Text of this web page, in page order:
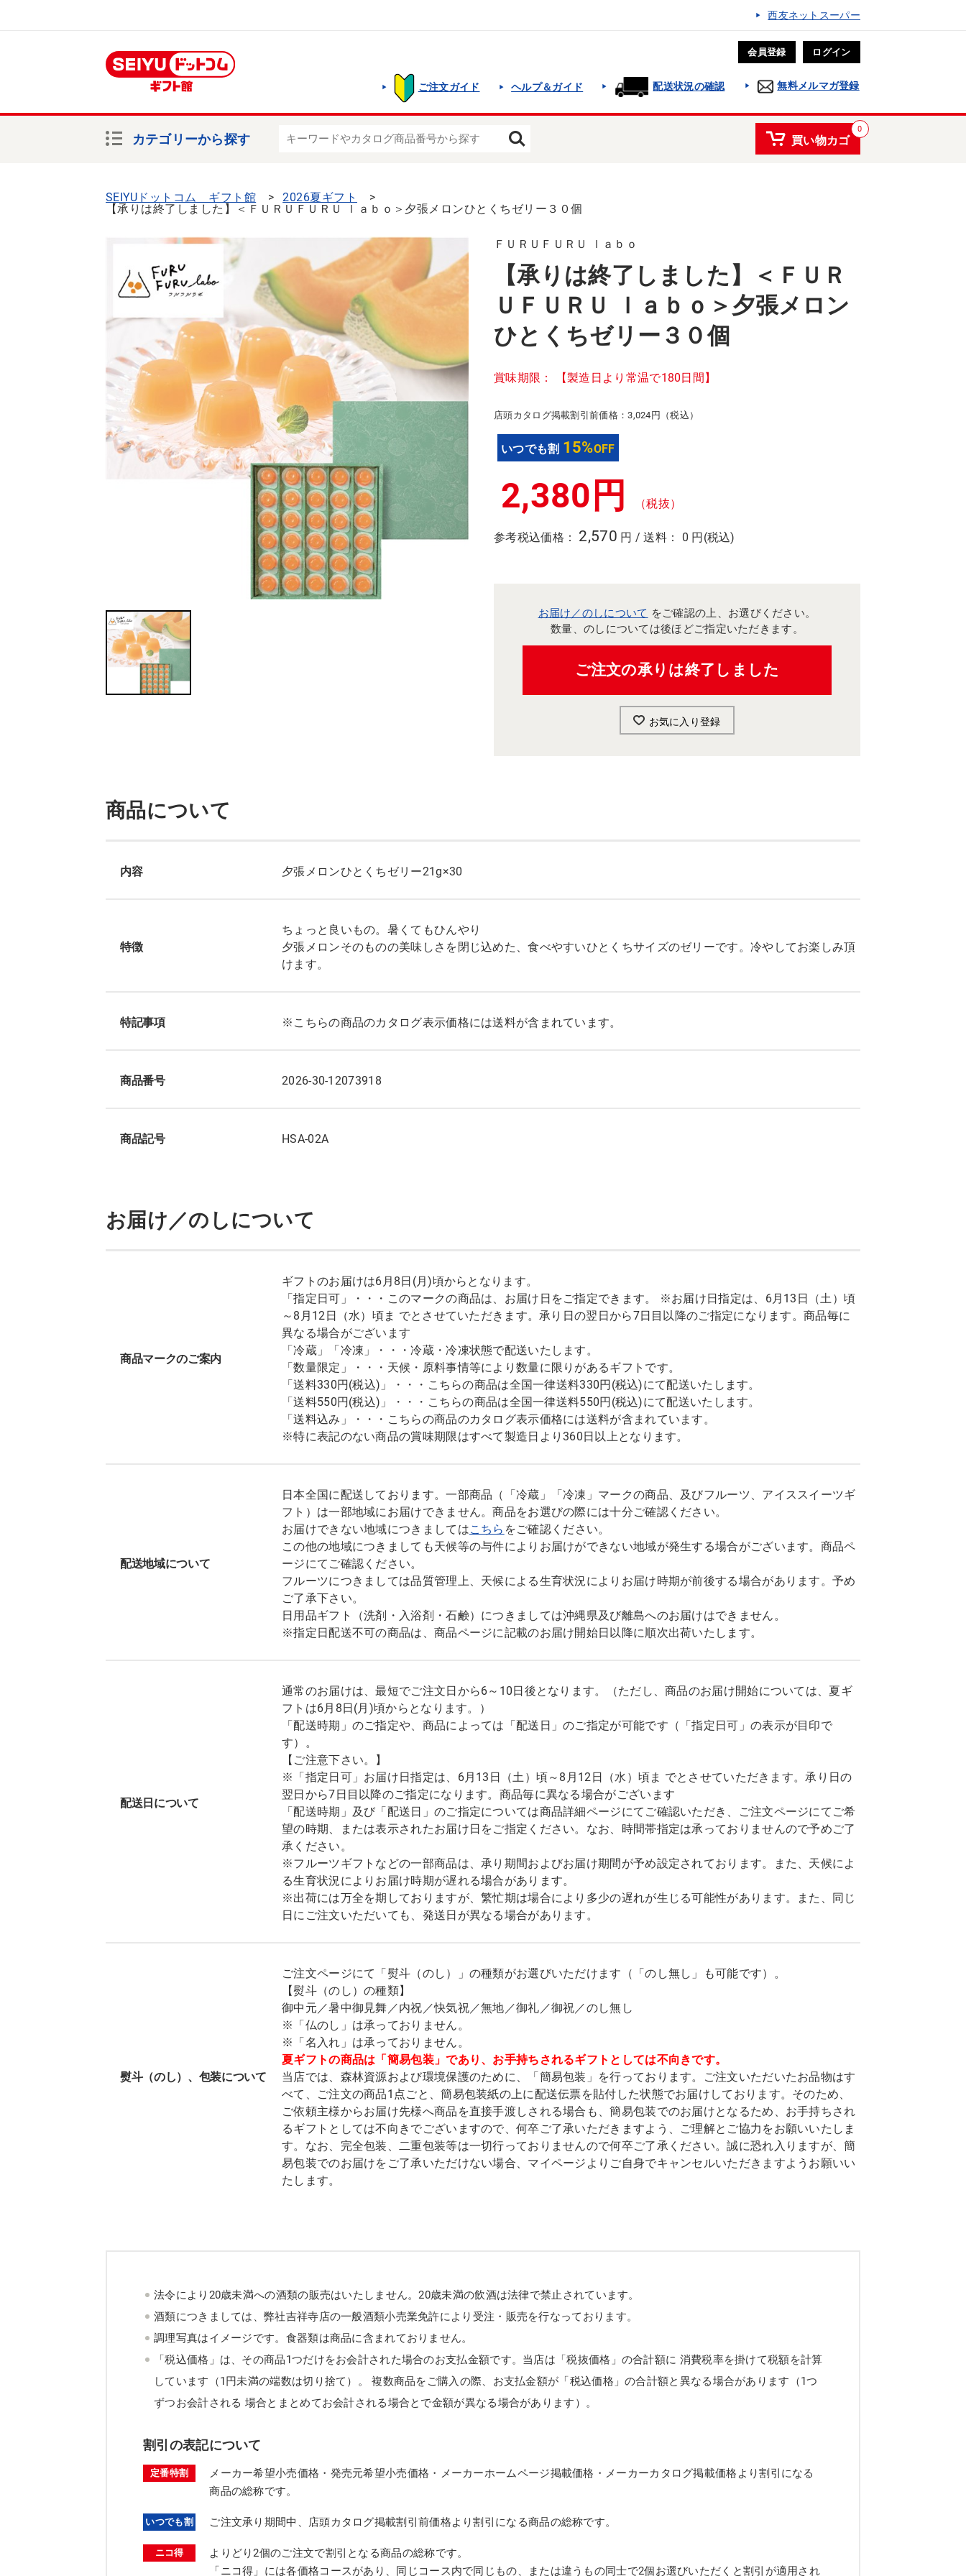
西友ネットスーパー
会員登録 ログイン
ご注文ガイド ヘルプ＆ガイド 配送状況の確認 無料メルマガ登録
カテゴリーから探す
0
買い物カゴ
SEIYUドットコム ギフト館
2026夏ギフト
【承りは終了しました】＜ＦＵＲＵＦＵＲＵ ｌａｂｏ＞夕張メロンひとくちゼリー３０個
ＦＵＲＵＦＵＲＵ ｌａｂｏ
【承りは終了しました】＜ＦＵＲ
ＵＦＵＲＵ ｌａｂｏ＞夕張メロン
ひとくちゼリー３０個
賞味期限： 【製造日より常温で180日間】
店頭カタログ掲載割引前価格：3,024円（税込）
いつでも割 15%OFF
2,380円 （税抜）
参考税込価格： 2,570 円 / 送料： 0 円(税込)
お届け／のしについて をご確認の上、お選びください。
数量、のしについては後ほどご指定いただきます。
ご注文の承りは終了しました
お気に入り登録
商品について
内容 夕張メロンひとくちゼリー21g×30
特徴
ちょっと良いもの。暑くてもひんやり
夕張メロンそのものの美味しさを閉じ込めた、食べやすいひとくちサイズのゼリーです。冷やしてお楽しみ頂
けます。
特記事項 ※こちらの商品のカタログ表示価格には送料が含まれています。
商品番号 2026-30-12073918
商品記号 HSA-02A
お届け／のしについて
商品マークのご案内
ギフトのお届けは6月8日(月)頃からとなります。
「指定日可」・・・このマークの商品は、お届け日をご指定できます。 ※お届け日指定は、6月13日（土）頃
～8月12日（水）頃ま でとさせていただきます。承り日の翌日から7日目以降のご指定になります。商品毎に
異なる場合がございます
「冷蔵」「冷凍」・・・冷蔵・冷凍状態で配送いたします。
「数量限定」・・・天候・原料事情等により数量に限りがあるギフトです。
「送料330円(税込)」・・・こちらの商品は全国一律送料330円(税込)にて配送いたします。
「送料550円(税込)」・・・こちらの商品は全国一律送料550円(税込)にて配送いたします。
「送料込み」・・・こちらの商品のカタログ表示価格には送料が含まれています。
※特に表記のない商品の賞味期限はすべて製造日より360日以上となります。
配送地域について
日本全国に配送しております。一部商品（「冷蔵」「冷凍」マークの商品、及びフルーツ、アイススイーツギ
フト）は一部地域にお届けできません。商品をお選びの際には十分ご確認ください。
お届けできない地域につきましてはこちら をご確認ください。
この他の地域につきましても天候等の与件によりお届けができない地域が発生する場合がございます。商品ペ
ージにてご確認ください。
フルーツにつきましては品質管理上、天候による生育状況によりお届け時期が前後する場合があります。予め
ご了承下さい。
日用品ギフト（洗剤・入浴剤・石鹸）につきましては沖縄県及び離島へのお届けはできません。
※指定日配送不可の商品は、商品ページに記載のお届け開始日以降に順次出荷いたします。
配送日について
通常のお届けは、最短でご注文日から6～10日後となります。（ただし、商品のお届け開始については、夏ギ
フトは6月8日(月)頃からとなります。）
「配送時期」のご指定や、商品によっては「配送日」のご指定が可能です（「指定日可」の表示が目印で
す）。
【ご注意下さい。】
※「指定日可」お届け日指定は、6月13日（土）頃～8月12日（水）頃ま でとさせていただきます。承り日の
翌日から7日目以降のご指定になります。商品毎に異なる場合がございます
「配送時期」及び「配送日」のご指定については商品詳細ページにてご確認いただき、ご注文ページにてご希
望の時期、または表示されたお届け日をご指定ください。なお、時間帯指定は承っておりませんので予めご了
承ください。
※フルーツギフトなどの一部商品は、承り期間およびお届け期間が予め設定されております。また、天候によ
る生育状況によりお届け時期が遅れる場合があります。
※出荷には万全を期しておりますが、繁忙期は場合により多少の遅れが生じる可能性があります。また、同じ
日にご注文いただいても、発送日が異なる場合があります。
熨斗（のし）、包装について
ご注文ページにて「熨斗（のし）」の種類がお選びいただけます（「のし無し」も可能です）。
【熨斗（のし）の種類】
御中元／暑中御見舞／内祝／快気祝／無地／御礼／御祝／のし無し
※「仏のし」は承っておりません。
※「名入れ」は承っておりません。
夏ギフトの商品は「簡易包装」であり、お手持ちされるギフトとしては不向きです。
当店では、森林資源および環境保護のために、「簡易包装」を行っております。ご注文いただいたお品物はす
べて、ご注文の商品1点ごと、簡易包装紙の上に配送伝票を貼付した状態でお届けしております。そのため、
ご依頼主様からお届け先様へ商品を直接手渡しされる場合も、簡易包装でのお届けとなるため、お手持ちされ
るギフトとしては不向きでございますので、何卒ご了承いただきますよう、ご理解とご協力をお願いいたしま
す。なお、完全包装、二重包装等は一切行っておりませんので何卒ご了承ください。誠に恐れ入りますが、簡
易包装でのお届けをご了承いただけない場合、マイページよりご自身でキャンセルいただきますようお願いい
たします。
法令により20歳未満への酒類の販売はいたしません。20歳未満の飲酒は法律で禁止されています。
酒類につきましては、弊社吉祥寺店の一般酒類小売業免許により受注・販売を行なっております。
調理写真はイメージです。食器類は商品に含まれておりません。
「税込価格」は、その商品1つだけをお会計された場合のお支払金額です。当店は「税抜価格」の合計額に 消費税率を掛けて税額を計算
しています（1円未満の端数は切り捨て）。 複数商品をご購入の際、お支払金額が「税込価格」の合計額と異なる場合があります（1つ
ずつお会計される 場合とまとめてお会計される場合とで金額が異なる場合があります）。
割引の表記について
定番特割
メーカー希望小売価格・発売元希望小売価格・メーカーホームページ掲載価格・メーカーカタログ掲載価格より割引になる
商品の総称です。
いつでも割 ご注文承り期間中、店頭カタログ掲載割引前価格より割引になる商品の総称です。
ニコ得
よりどり2個のご注文で割引となる商品の総称です。
「ニコ得」には各価格コースがあり、同じコース内で同じもの、または違うもの同士で2個お選びいただくと割引が適用され